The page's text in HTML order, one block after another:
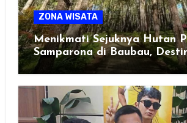
ZONA WISATA
Menikmati Sejuknya Hutan
Samparona di Baubau,
Healing Favorit!